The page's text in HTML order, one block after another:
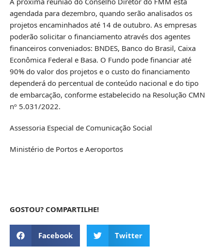
agendada para dezembro, quando serão analisados os
projetos encaminhados até 14 de outubro. As empresas
poderão solicitar o financiamento através dos agentes
financeiros conveniados: BNDES, Banco do Brasil, Caixa
Econômica Federal e Basa. O Fundo pode financiar até
90% do valor dos projetos e o custo do financiamento
dependerá do percentual de conteúdo nacional e do tipo
de embarcação, conforme estabelecido na Resolução CMN
nº 5.031/2022.
Assessoria Especial de Comunicação Social
Ministério de Portos e Aeroportos
GOSTOU? COMPARTILHE!
Facebook Twitter